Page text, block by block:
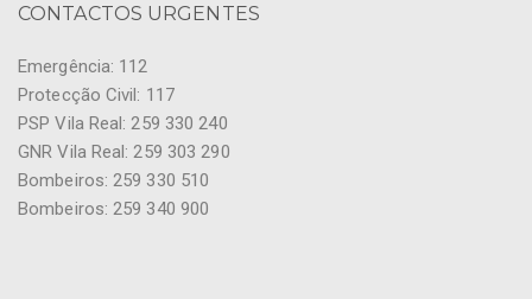
CONTACTOS URGENTES
Emergência: 112
Protecção Civil: 117
PSP Vila Real: 259 330 240
GNR Vila Real: 259 303 290
Bombeiros: 259 330 510
Bombeiros: 259 340 900